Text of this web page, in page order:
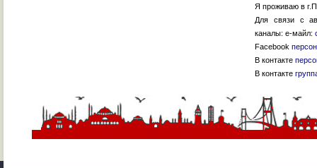
Я проживаю в
Для связи с
каналы: е-майл:
Facebook
В контакте
В контакте